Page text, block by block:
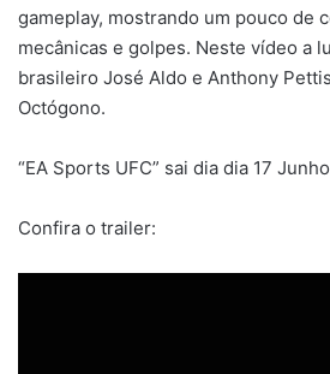
gameplay, mostrando um pouco de
mecânicas e golpes. Neste vídeo a
brasileiro José Aldo e Anthony
Octógono.
“EA Sports UFC” sai dia dia 17
Confira o trailer: